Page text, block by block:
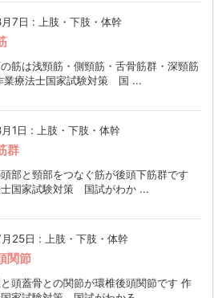
7日 : 上肢・下肢・体幹
筋は浅頸筋・側頸筋・舌骨筋群・深頸筋
業療法士国家試験対策 国 ...
1日 : 上肢・下肢・体幹
群
部と頸部をつなぐ筋が後頭下筋群です
国家試験対策 国試がわか ...
25日 : 上肢・下肢・体幹
関節
頭蓋骨との関節が環椎後頭関節です 作